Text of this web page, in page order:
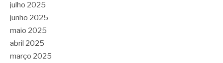
julho 2025
junho 2025
maio 2025
abril 2025
março 2025